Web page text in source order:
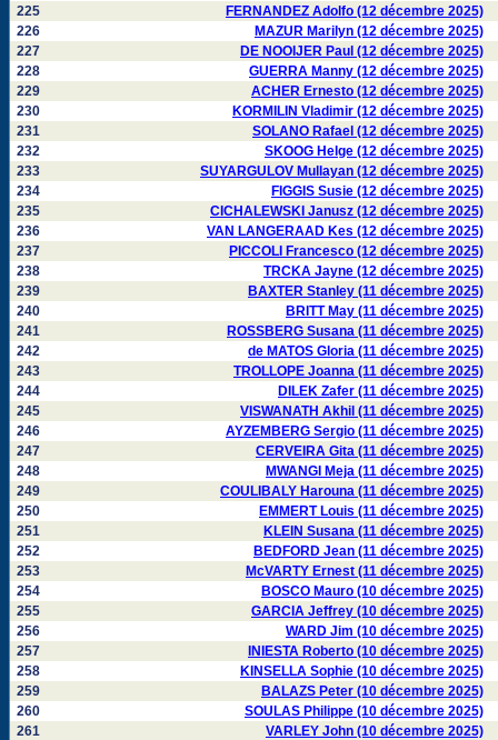
225
FERNANDEZ Adolfo (12 décembre 2025)
226
MAZUR Marilyn (12 décembre 2025)
227
DE NOOIJER Paul (12 décembre 2025)
228
GUERRA Manny (12 décembre 2025)
229
ACHER Ernesto (12 décembre 2025)
230
KORMILIN Vladimir (12 décembre 2025)
231
SOLANO Rafael (12 décembre 2025)
232
SKOOG Helge (12 décembre 2025)
233
SUYARGULOV Mullayan (12 décembre 2025)
234
FIGGIS Susie (12 décembre 2025)
235
CICHALEWSKI Janusz (12 décembre 2025)
236
VAN LANGERAAD Kes (12 décembre 2025)
237
PICCOLI Francesco (12 décembre 2025)
238
TRCKA Jayne (12 décembre 2025)
239
BAXTER Stanley (11 décembre 2025)
240
BRITT May (11 décembre 2025)
241
ROSSBERG Susana (11 décembre 2025)
242
de MATOS Gloria (11 décembre 2025)
243
TROLLOPE Joanna (11 décembre 2025)
244
DILEK Zafer (11 décembre 2025)
245
VISWANATH Akhil (11 décembre 2025)
246
AYZEMBERG Sergio (11 décembre 2025)
247
CERVEIRA Gita (11 décembre 2025)
248
MWANGI Meja (11 décembre 2025)
249
COULIBALY Harouna (11 décembre 2025)
250
EMMERT Louis (11 décembre 2025)
251
KLEIN Susana (11 décembre 2025)
252
BEDFORD Jean (11 décembre 2025)
253
McVARTY Ernest (11 décembre 2025)
254
BOSCO Mauro (10 décembre 2025)
255
GARCIA Jeffrey (10 décembre 2025)
256
WARD Jim (10 décembre 2025)
257
INIESTA Roberto (10 décembre 2025)
258
KINSELLA Sophie (10 décembre 2025)
259
BALAZS Peter (10 décembre 2025)
260
SOULAS Philippe (10 décembre 2025)
261
VARLEY John (10 décembre 2025)